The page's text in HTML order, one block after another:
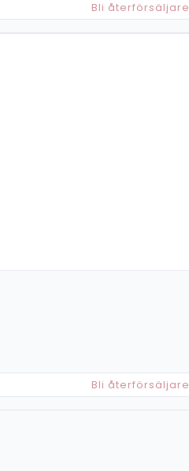
Bli återförsäljare
Bli återförsäljare